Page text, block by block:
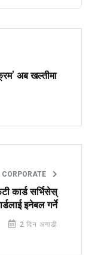
अब खल्तीमा
CORPORATE
कार्ड सर्भिसेस्
इनेबल गर्ने
2 दिन अगाडी